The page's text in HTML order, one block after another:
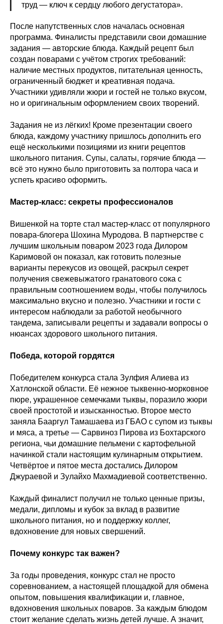
труд — ключ к сердцу любого дегустатора».
После напутственных слов началась основная
программа. Финалисты представили свои домашние
задания — авторские блюда. Каждый рецепт был
создан поварами с учётом строгих требований:
наличие местных продуктов, питательная ценность,
ограниченный бюджет и креативная подача.
Участники удивляли жюри и гостей не только вкусом,
но и оригинальным оформлением своих творений.
Задания не из лёгких! Кроме презентации своего
блюда, каждому участнику пришлось дополнить его
ещё несколькими позициями из книги рецептов
школьного питания. Супы, салаты, горячие блюда —
всё это нужно было приготовить за полтора часа и
успеть красиво оформить.
Мастер-класс: секреты профессионалов
Вишенкой на торте стал мастер-класс от популярного
повара-блогера Шохина Муродова. В партнерстве с
лучшим школьным поваром 2023 года Дилором
Каримовой он показал, как готовить полезные
варианты перекусов из овощей, раскрыл секрет
получения свежевыжатого гранатового сока с
правильным соотношением воды, чтобы получилось
максимально вкусно и полезно. Участники и гости с
интересом наблюдали за работой необычного
тандема, записывали рецепты и задавали вопросы о
нюансах здорового школьного питания.
Победа, которой гордятся
Победителем конкурса стала Зулфия Алиева из
Хатлонской области. Её нежное тыквенно-морковное
пюре, украшенное семечками тыквы, поразило жюри
своей простотой и изысканностью. Второе место
заняла Бааргул Тамашаева из ГБАО с супом из тыквы
и мяса, а третье — Сарвиноз Пирова из Бохтарского
региона, чьи домашние пельмени с картофельной
начинкой стали настоящим кулинарным открытием.
Четвёртое и пятое места достались Дилором
Джураевой и Зулайхо Махмадиевой соответственно.
Каждый финалист получил не только ценные призы,
медали, дипломы и кубок за вклад в развитие
школьного питания, но и поддержку коллег,
вдохновение для новых свершений.
Почему конкурс так важен?
За годы проведения, конкурс стал не просто
соревнованием, а настоящей площадкой для обмена
опытом, повышения квалификации и, главное,
вдохновения школьных поваров. За каждым блюдом
стоит желание сделать жизнь детей лучше. А значит,